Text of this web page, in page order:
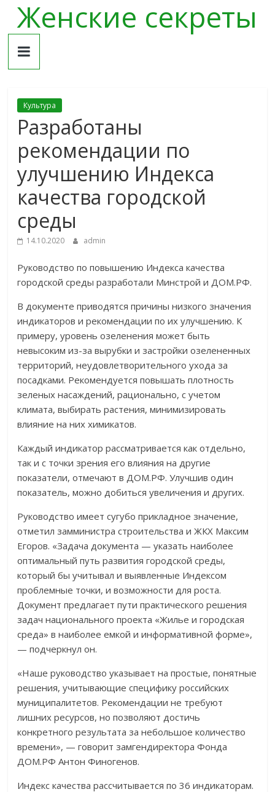
Skip
content
Женские секреты
Культура
Разработаны
рекомендации по
улучшению Индекса
качества городской
среды
14.10.2020 admin
Руководство по повышению Индекса качества
городской среды разработали Минстрой и ДОМ.РФ.
В документе приводятся причины низкого значения
индикаторов и рекомендации по их улучшению. К
примеру, уровень озеленения может быть
невысоким из-за вырубки и застройки озелененных
территорий, неудовлетворительного ухода за
посадками. Рекомендуется повышать плотность
зеленых насаждений, рационально, с учетом
климата, выбирать растения, минимизировать
влияние на них химикатов.
Каждый индикатор рассматривается как отдельно,
так и с точки зрения его влияния на другие
показатели, отмечают в ДОМ.РФ. Улучшив один
показатель, можно добиться увеличения и других.
Руководство имеет сугубо прикладное значение,
отметил замминистра строительства и ЖКХ Максим
Егоров. «Задача документа — указать наиболее
оптимальный путь развития городской среды,
который бы учитывал и выявленные Индексом
проблемные точки, и возможности для роста.
Документ предлагает пути практического решения
задач национального проекта «Жилье и городская
среда» в наиболее емкой и информативной форме»,
— подчеркнул он.
«Наше руководство указывает на простые, понятные
решения, учитывающие специфику российских
муниципалитетов. Рекомендации не требуют
лишних ресурсов, но позволяют достичь
конкретного результата за небольшое количество
времени», — говорит замгендиректора Фонда
ДОМ.РФ Антон Финогенов.
Индекс качества рассчитывается по 36 индикаторам.